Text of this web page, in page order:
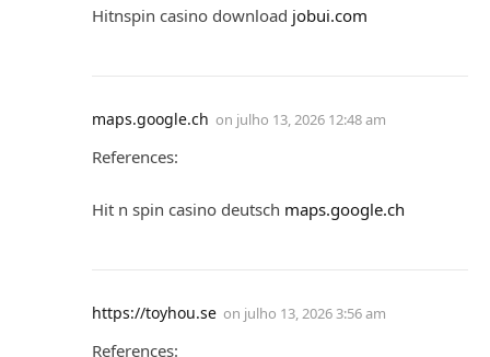
Hitnspin casino download jobui.com
maps.google.ch on julho 13, 2026 12:48 am
References:
Hit n spin casino deutsch maps.google.ch
https://toyhou.se on julho 13, 2026 3:56 am
References: